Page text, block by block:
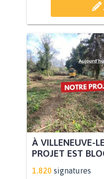
À VILLENEUVE-
PROJET EST
1.820 signatures